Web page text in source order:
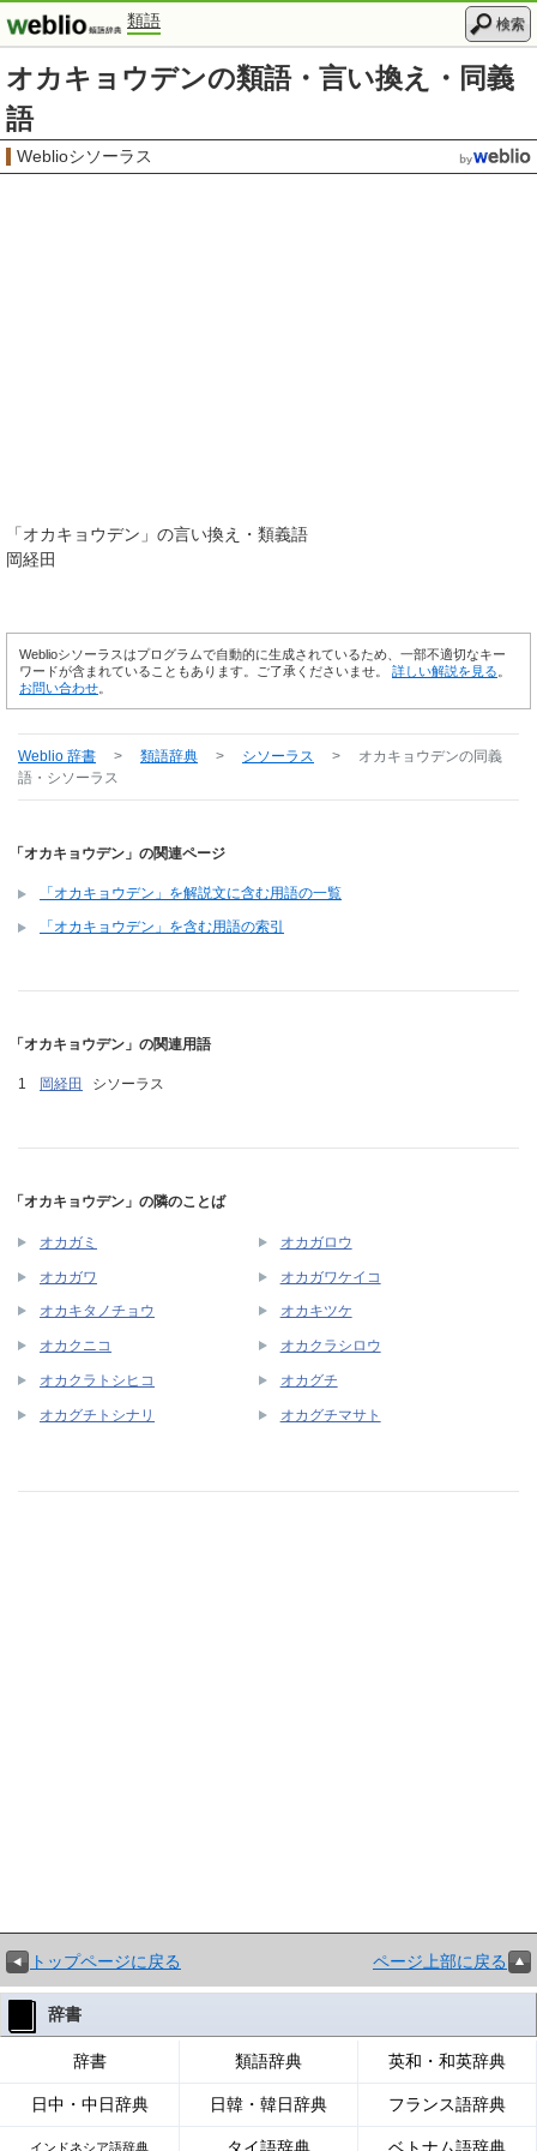
類語 検索
オカキョウデンの類語・言い換え・同義
語
Weblioシソーラス
「オカキョウデン 」の言い換え・類義語
岡経田
Weblioシソーラスはプログラムで自動的に生成されているため、一部不適切なキー
ワードが含まれていることもあります。ご了承くださいませ。 詳しい解説を見る
お問い合わせ
Weblio 辞書 > 類語辞典 > シソーラス > オカキョウデンの同義
語・シソーラス
「オカキョウデン」の関連ページ
「オカキョウデン」を解説文に含む用語の一覧
「オカキョウデン」を含む用語の索引
「オカキョウデン」の関連用語
岡経田 シソーラス
「オカキョウデン」の隣のことば
オカガミ オカガロウ
オカガワ オカガワケイコ
オカキタノチョウ オカキツケ
オカクニコ オカクラシロウ
オカクラトシヒコ オカグチ
オカグチトシナリ オカグチマサト
トップページに戻る ページ上部に戻る
辞書
辞書 類語辞典 英和・和英辞典
日中・中日辞典 日韓・韓日辞典 フランス語辞典
インドネシア語辞典